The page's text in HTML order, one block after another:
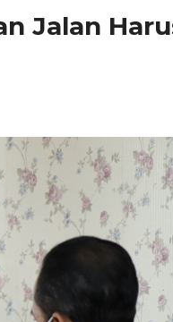
Jalan